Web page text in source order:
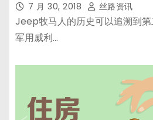
7 月 30, 2018 丝路资讯
Jeep牧马人的历史可以追溯到
军用威利…